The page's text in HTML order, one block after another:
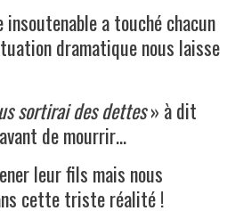
insoutenable a touché chacun
dramatique nous laisse
sortirai des dettes» à dit
de mourrir…
leur fils mais nous
cette triste réalité !